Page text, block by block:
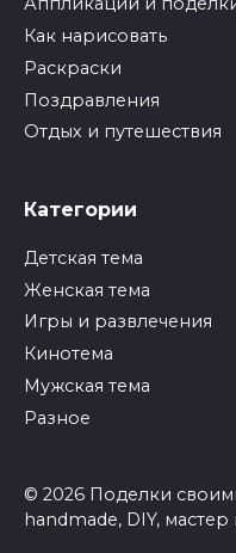
Как нарисовать
Раскраски
Поздравления
Отдых и путешествия
Категории
Детская тема
Женская тема
Игры и развлечения
Кинотема
Мужская тема
Разное
© 2026 Поделки
handmade, DIY, мастер